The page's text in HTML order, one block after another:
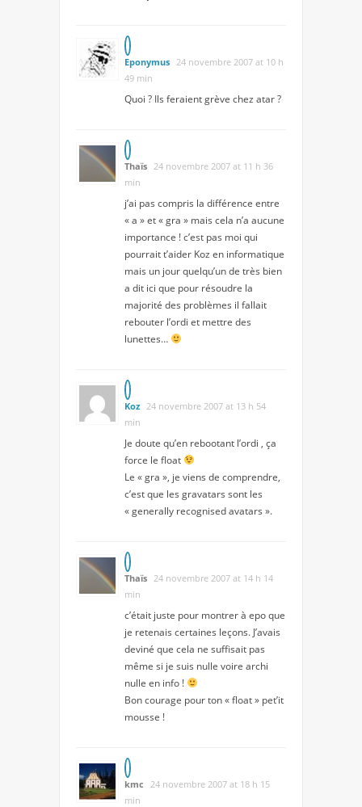
Eponymus 24 novembre 2007 at 10 h
49 min
Quoi ? Ils feraient grève chez atar ?
Thaïs 24 novembre 2007 at 11 h 36
min
j’ai pas compris la différence entre
« a » et « gra » mais cela n’a aucune
importance ! c’est pas moi qui
pourrait t’aider Koz en informatique
mais un jour quelqu’un de très bien
a dit ici que pour résoudre la
majorité des problèmes il fallait
rebouter l’ordi et mettre des
lunettes…
Koz 24 novembre 2007 at 13 h 54
min
Je doute qu’en rebootant l’ordi , ça
force le float
Le « gra », je viens de comprendre,
c’est que les gravatars sont les
« generally recognised avatars ».
Thaïs 24 novembre 2007 at 14 h 14
min
c’était juste pour montrer à epo que
je retenais certaines leçons. J’avais
deviné que cela ne suffisait pas
même si je suis nulle voire archi
nulle en info !
Bon courage pour ton « float » pet’it
mousse !
kmc
24 novembre 2007 at 18 h 15
min